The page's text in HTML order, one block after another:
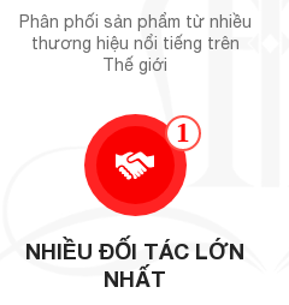
Phân phối sản phẩm từ nhiều
thương hiệu nổi tiếng trên
Thế giới
1
NHIỀU ĐỐI TÁC LỚN
NHẤT